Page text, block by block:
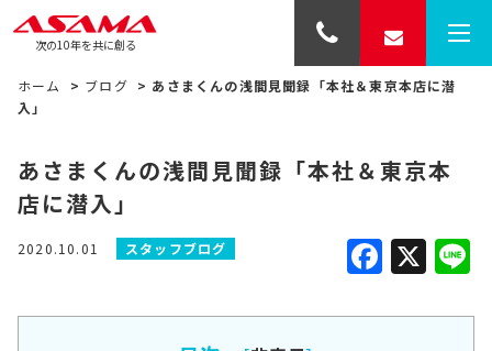
次の10年を共に創る
ホーム > ブログ > あさまくんの浅間見聞録「本社＆東京本店に潜
入」
あさまくんの浅間見聞録「本社＆東京本
店に潜入」
2020.10.01 スタッフブログ X